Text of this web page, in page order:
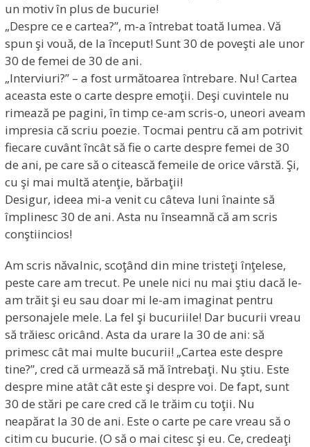
un motiv în plus de bucurie!
„Despre ce e cartea?”, m-a întrebat toată lumea. Vă
spun şi vouă, de la început! Sunt 30 de poveşti ale unor
30 de femei de 30 de ani.
„Interviuri?” – a fost următoarea întrebare. Nu! Cartea
aceasta este o carte despre emoţii. Deşi cuvintele nu
rimează pe pagini, în timp ce-am scris-o, uneori aveam
impresia că scriu poezie. Tocmai pentru că am potrivit
fiecare cuvânt încât să fie o carte despre femei de 30
de ani, pe care să o citească femeile de orice vârstă. Şi,
cu şi mai multă atenţie, bărbaţii!
Desigur, ideea mi-a venit cu câteva luni înainte să
împlinesc 30 de ani. Asta nu înseamnă că am scris
conştiincios!
Am scris năvalnic, scoţând din mine tristeţi înţelese,
peste care am trecut. Pe unele nici nu mai ştiu dacă le-
am trăit şi eu sau doar mi le-am imaginat pentru
personajele mele. La fel şi bucuriile! Dar bucurii vreau
să trăiesc oricând. Asta da urare la 30 de ani: să
primesc cât mai multe bucurii! „Cartea este despre
tine?”, cred că urmează să mă întrebaţi. Nu ştiu. Este
despre mine atât cât este şi despre voi. De fapt, sunt
30 de stări pe care cred că le trăim cu toţii. Nu
neapărat la 30 de ani. Este o carte pe care vreau să o
citim cu bucurie. (O să o mai citesc şi eu. Ce, credeaţi